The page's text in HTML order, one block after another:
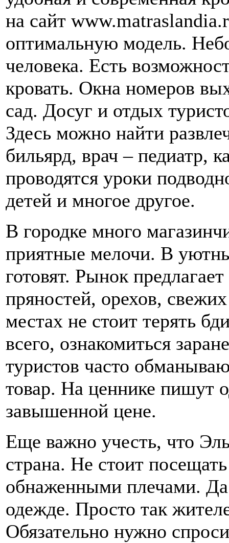
на сайт
оптимальную модель.
человека. Есть
кровать. Окна номеров
сад. Досуг и отдых
Здесь можно найти
бильярд, врач – педиатр,
проводятся уроки
детей и многое другое.
В городке много
приятные мелочи. В
готовят. Рынок
пряностей, орехов,
местах не стоит терять
всего, ознакомиться
туристов часто
товар. На ценнике пишут
завышенной цене.
Еще важно учесть, что
страна. Не стоит
обнаженными плечами. Да
одежде. Просто так
Обязательно нужно